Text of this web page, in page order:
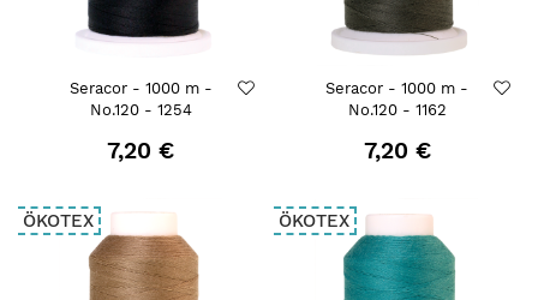
Seracor - 1000 m -
No.120 - 1254
7,20 €
Seracor - 1000 m -
No.120 - 1162
7,20 €
ÖKOTEX ÖKOTEX